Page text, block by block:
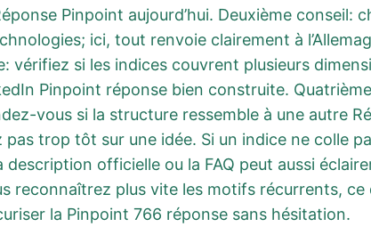
Pinpoint aujourd’hui. Deuxième conseil:
ici, tout renvoie clairement à
si les indices couvrent plusieurs
Pinpoint réponse bien construite.
vous si la structure ressemble à une autre
trop tôt sur une idée. Si un indice ne colle
officielle ou la FAQ peut aussi
reconnaîtrez plus vite les motifs récurrents,
la Pinpoint 766 réponse sans hésitation.